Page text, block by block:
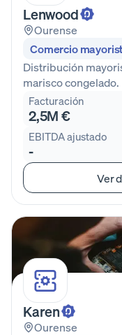
Lenwood
Ourense
Comercio
Distribución
marisco congelado.
Facturación
2,5M €
EBITDA ajustado
-
Ver
Karen
Ourense